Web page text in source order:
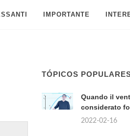
IMPORTANTE
TÓPICOS
Quando il
considerato
2022-02-16